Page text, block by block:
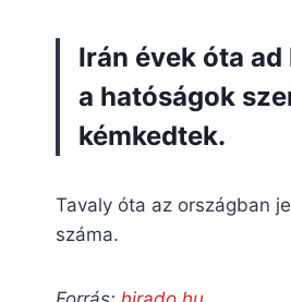
Irán évek óta
a hatóságok
kémkedtek.
Tavaly óta az országban
száma.